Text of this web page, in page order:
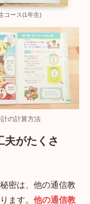
コース(1年生)
計の計算方法
夫がたくさ
密は、他の通信教
ます。 他の通信教